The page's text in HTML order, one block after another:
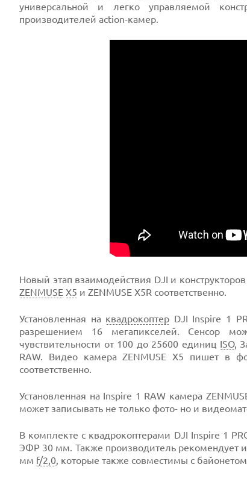
универсальной и легко управляемой
производителей action-камер.
Новый этап взаимодействия DJI и
ZENMUSE X5 и ZENMUSE X5R соответственно.
Установленная на квадрокоптер DJI Inspire 1
разрешением 16 мегапикселей. Сенсор
чувствительности от 100 до 25600 единиц ISO,
RAW. Видео камера ZENMUSE X5 пишет в
соответственно.
Установленная на Inspire 1 RAW камера
может записывать не только фото- но и
В комплекте с квадрокоптерами DJI Inspire 1
ЭФР 30 мм. Также производитель рекомендует
мм f/2,0, которые также совместимы с